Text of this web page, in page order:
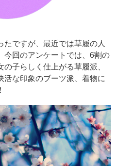
ですが、最近では草履の人
今回のアンケートでは、6割の
子らしく仕上がる草履派、
活な印象のブーツ派、着物に